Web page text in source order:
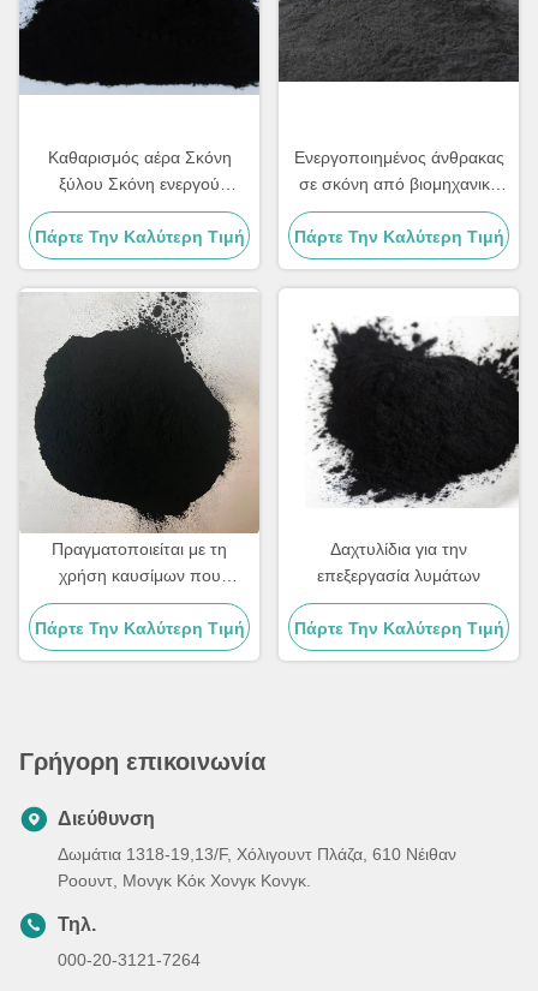
Καθαρισμός αέρα Σκόνη
ξύλου Σκόνη ενεργού
άνθρακα Σκόνη ξύλου
Φυσική αφαίρεση οσμών
Πάρτε Την Καλύτερη Τιμή
Ενεργοποιημένος άνθρακας
σε σκόνη από βιομηχανικό
ξύλο για διήθηση νερού
Πάρτε Την Καλύτερη Τιμή
Πραγματοποιείται με τη
χρήση καυσίμων που
προορίζονται για την
παραγωγή καυσίμων.
Πάρτε Την Καλύτερη Τιμή
Δαχτυλίδια για την
επεξεργασία λυμάτων
Πάρτε Την Καλύτερη Τιμή
Γρήγορη επικοινωνία
Διεύθυνση
Δωμάτια 1318-19,13/F, Χόλιγουντ Πλάζα, 610 Νέιθαν
Ροουντ, Μονγκ Κόκ Χονγκ Κονγκ.
Τηλ.
000-20-3121-7264